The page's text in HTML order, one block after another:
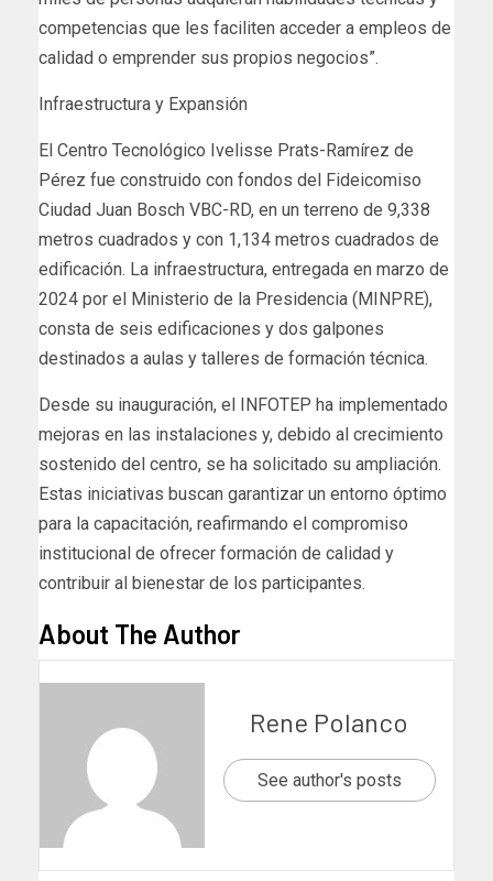
competencias que les faciliten acceder a empleos de
calidad o emprender sus propios negocios”.
Infraestructura y Expansión
El Centro Tecnológico Ivelisse Prats-Ramírez de
Pérez fue construido con fondos del Fideicomiso
Ciudad Juan Bosch VBC-RD, en un terreno de 9,338
metros cuadrados y con 1,134 metros cuadrados de
edificación. La infraestructura, entregada en marzo de
2024 por el Ministerio de la Presidencia (MINPRE),
consta de seis edificaciones y dos galpones
destinados a aulas y talleres de formación técnica.
Desde su inauguración, el INFOTEP ha implementado
mejoras en las instalaciones y, debido al crecimiento
sostenido del centro, se ha solicitado su ampliación.
Estas iniciativas buscan garantizar un entorno óptimo
para la capacitación, reafirmando el compromiso
institucional de ofrecer formación de calidad y
contribuir al bienestar de los participantes.
About The Author
Rene Polanco
See author's posts